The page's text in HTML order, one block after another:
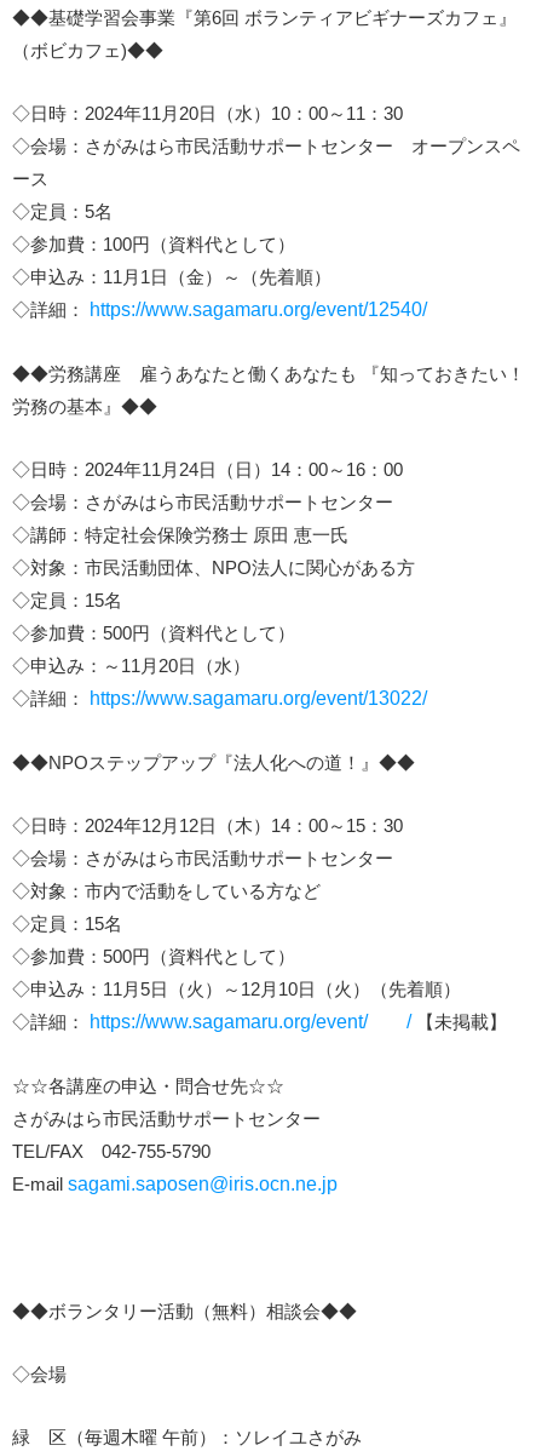
◆◆基礎学習会事業『第6回 ボランティアビギナーズカフェ』
（ボビカフェ)◆◆
◇日時：2024年11月20日（水）10：00～11：30
◇会場：さがみはら市民活動サポートセンター オープンスペ
ース
◇定員：5名
◇参加費：100円（資料代として）
◇申込み：11月1日（金）～（先着順）
◇詳細：
https://www.sagamaru.org/event/12540/
◆◆労務講座 雇うあなたと働くあなたも 『知っておきたい！
労務の基本』◆◆
◇日時：2024年11月24日（日）14：00～16：00
◇会場：さがみはら市民活動サポートセンター
◇講師：特定社会保険労務士 原田 恵一氏
◇対象：市民活動団体、NPO法人に関心がある方
◇定員：15名
◇参加費：500円（資料代として）
◇申込み：～11月20日（水）
◇詳細：
https://www.sagamaru.org/event/13022/
◆◆NPOステップアップ『法人化への道！』◆◆
◇日時：2024年12月12日（木）14：00～15：30
◇会場：さがみはら市民活動サポートセンター
◇対象：市内で活動をしている方など
◇定員：15名
◇参加費：500円（資料代として）
◇申込み：11月5日（火）～12月10日（火）（先着順）
◇詳細：
https://www.sagamaru.org/event/ /【未掲載】
☆☆各講座の申込・問合せ先☆☆
さがみはら市民活動サポートセンター
TEL/FAX 042-755-5790
E-mail sagami.saposen@iris.ocn.ne.jp
◆◆ボランタリー活動（無料）相談会◆◆
◇会場
緑 区（毎週木曜 午前）：ソレイユさがみ